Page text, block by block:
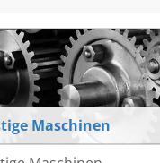
Maschinen